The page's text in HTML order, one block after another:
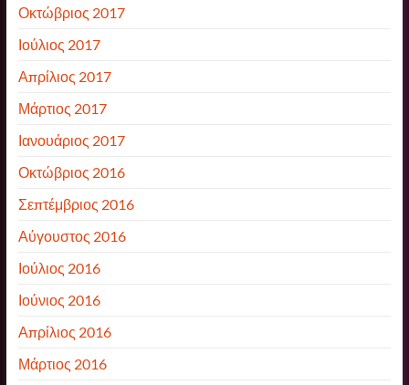
Οκτώβριος 2017
Ιούλιος 2017
Απρίλιος 2017
Μάρτιος 2017
Ιανουάριος 2017
Οκτώβριος 2016
Σεπτέμβριος 2016
Αύγουστος 2016
Ιούλιος 2016
Ιούνιος 2016
Απρίλιος 2016
Μάρτιος 2016